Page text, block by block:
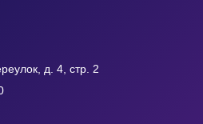
д. 4, стр. 2